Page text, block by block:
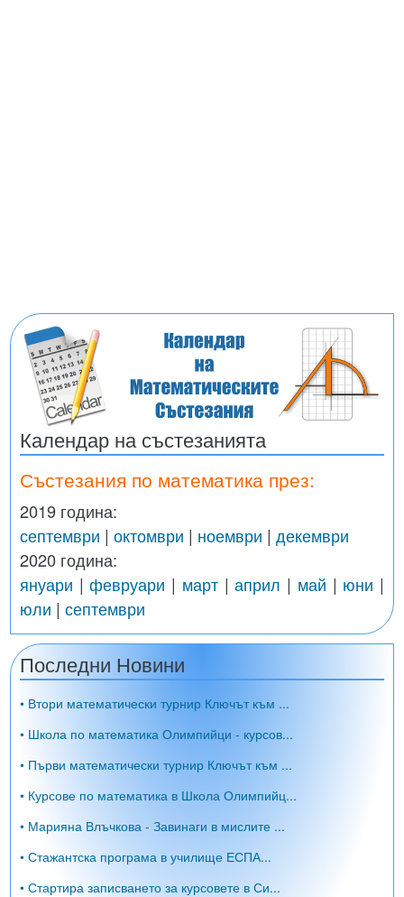
Календар на състезанията
Състезания по математика през:
2019 година:
септември | октомври | ноември | декември
2020 година:
януари |февруари | март|април | май | юни |
юли | септември
Последни Новини
• Втори математически турнир Ключът към ...
• Школа по математика Олимпийци - курсов...
• Първи математически турнир Ключът към ...
• Курсове по математика в Школа Олимпийц...
• Марияна Влъчкова - Завинаги в мислите ...
• Стажантска програма в училище ЕСПА...
• Стартира записването за курсовете в Си...